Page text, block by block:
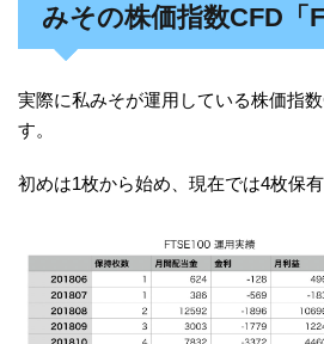
みその株価指数CFD「
実際に私みそが運用している株価指
す。
初めは1枚から始め、現在では4枚保